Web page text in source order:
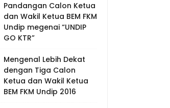
Pandangan Calon Ketua
dan Wakil Ketua BEM FKM
Undip megenai “UNDIP
GO KTR”
Mengenal Lebih Dekat
dengan Tiga Calon
Ketua dan Wakil Ketua
BEM FKM Undip 2016